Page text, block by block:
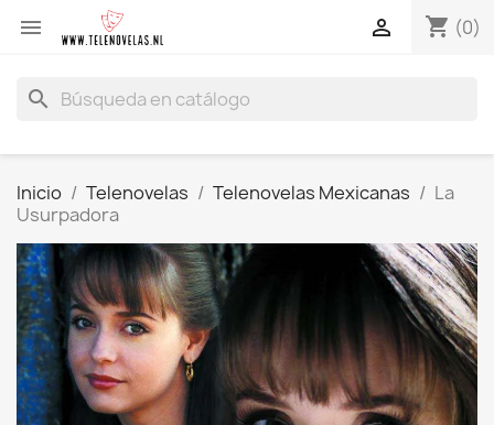
 shopping_cart (0)

search
Inicio Telenovelas Telenovelas Mexicanas
La
Usurpadora